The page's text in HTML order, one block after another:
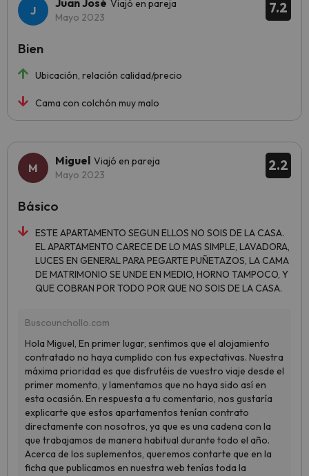
7.2
Juan José Viajó en pareja
Mayo 2023
Ubicación, relación calidad/precio
Cama con colchón muy malo
Bien
2.2
Miguel Viajó en pareja
Mayo 2023
ESTE APARTAMENTO SEGUN ELLOS NO SOIS DE LA CASA.
EL APARTAMENTO CARECE DE LO MAS SIMPLE, LAVADORA,
LUCES EN GENERAL PARA PEGARTE PUÑETAZOS, LA CAMA
DE MATRIMONIO SE UNDE EN MEDIO, HORNO TAMPOCO, Y
QUE COBRAN POR TODO POR QUE NO SOIS DE LA CASA.
Básico